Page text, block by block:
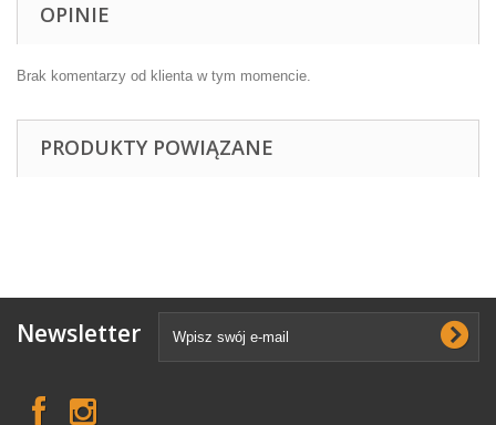
OPINIE
Brak komentarzy od klienta w tym momencie.
PRODUKTY POWIĄZANE
Newsletter